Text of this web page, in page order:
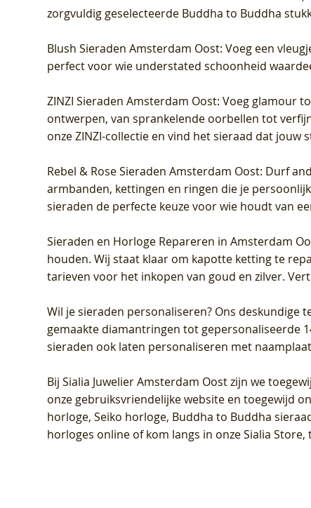
zorgvuldig geselecteerde Buddha to Buddha
Blush Sieraden Amsterdam Oost: Voeg een
perfect voor wie understated schoonheid
ZINZI Sieraden Amsterdam Oost: Voeg glamour
ontwerpen, van sprankelende oorbellen tot
onze ZINZI-collectie en vind het sieraad dat jouw
Rebel & Rose Sieraden Amsterdam Oost: Durf
armbanden, kettingen en ringen die je
sieraden de perfecte keuze voor wie houdt van
Sieraden en Horloge Repareren in Amsterdam
houden. Wij staat klaar om kapotte ketting te
tarieven voor het inkopen van goud en zilver.
Wil je sieraden personaliseren? Ons deskundige
gemaakte diamantringen tot gepersonaliseerde
sieraden ook laten personaliseren met
BijSialia Juwelier Amsterdam Oostzijn we
onze gebruiksvriendelijke website en toegewijd
horloge, Seiko horloge, Buddha to Buddha
horloges online of kom langs in onze Sialia